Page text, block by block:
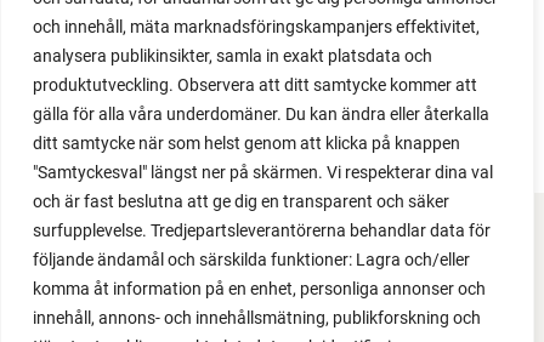
och innehåll, mäta marknadsföringskampanjers effektivitet,
analysera publikinsikter, samla in exakt platsdata och
produktutveckling. Observera att ditt samtycke kommer att
gälla för alla våra underdomäner. Du kan ändra eller återkalla
ditt samtycke när som helst genom att klicka på knappen
"Samtyckesval" längst ner på skärmen. Vi respekterar dina val
och är fast beslutna att ge dig en transparent och säker
surfupplevelse. Tredjepartsleverantörerna behandlar data för
följande ändamål och särskilda funktioner: Lagra och/eller
komma åt information på en enhet, personliga annonser och
innehåll, annons- och innehållsmätning, publikforskning och
FACEBOOK
YOUTUBE